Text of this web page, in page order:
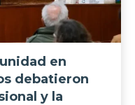
en
debatieron
y la